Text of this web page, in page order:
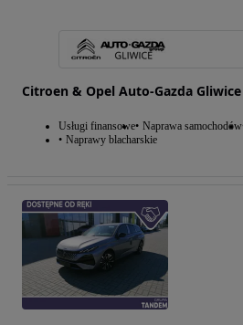
Citroen & Opel Auto-Gazda Gliwice
Usługi finansowe Naprawa samochodów
Naprawy blacharskie